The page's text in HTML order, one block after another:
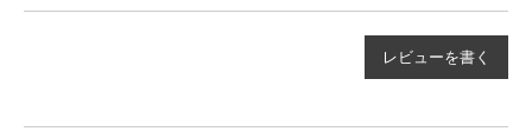
レビューを書く